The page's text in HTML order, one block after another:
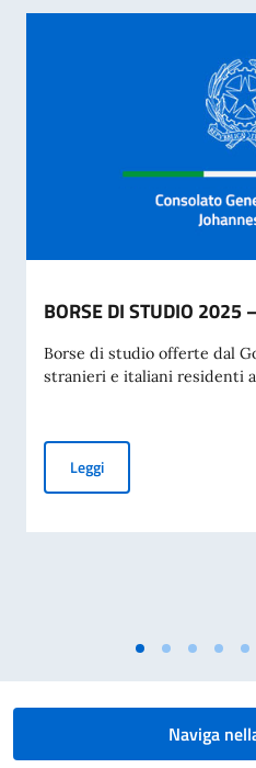
BORSE DI STUDIO 2025
Borse di studio offerte dal
stranieri e italiani residenti
LeggiBORSE DI STUDIO
Naviga